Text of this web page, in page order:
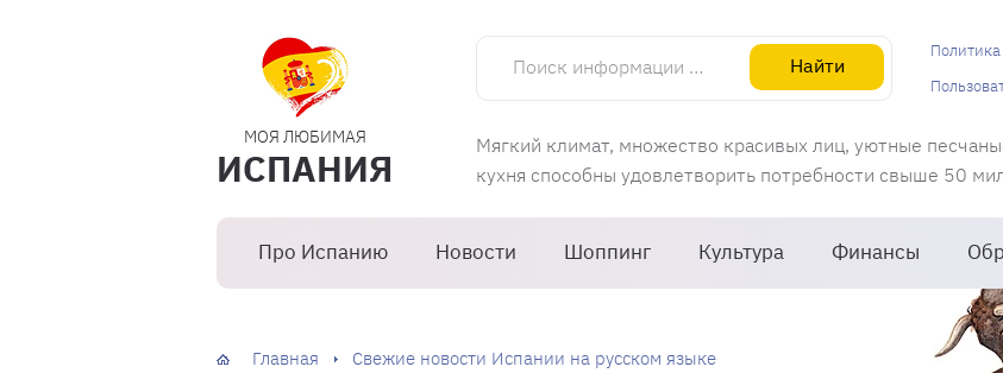
МОЯ ЛЮБИМАЯ
ИСПАНИЯ
Поиск информации об Испании
Найти
Мягкий климат, множество красивых лиц, уютные
кухня способны удовлетворить потребности свыше 50
Про Испанию Новости Шоппинг Культура Финансы
Главная Свежие новости Испании на русском языке